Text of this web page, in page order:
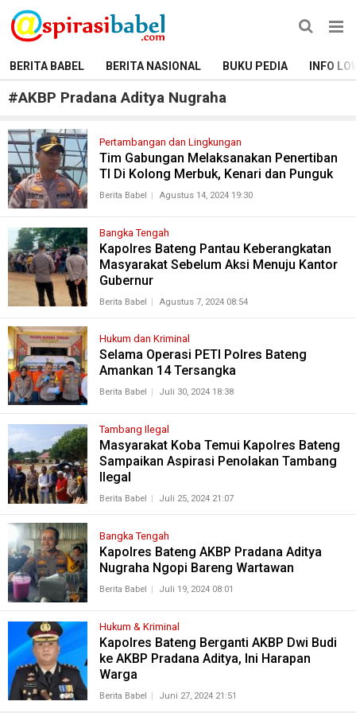
BERITA BABEL BERITA NASIONAL BUKU PEDIA INFO
#AKBP Pradana Aditya Nugraha
Pertambangan dan Lingkungan
Tim Gabungan Melaksanakan Penertiban
TI Di Kolong Merbuk, Kenari dan Punguk
Berita Babel Agustus 14, 2024 19:30
Bangka Tengah
Kapolres Bateng Pantau Keberangkatan
Masyarakat Sebelum Aksi Menuju Kantor
Gubernur
Berita Babel Agustus 7, 2024 08:54
Hukum dan Kriminal
Selama Operasi PETI Polres Bateng
Amankan 14 Tersangka
Berita Babel Juli 30, 2024 18:38
Tambang Ilegal
Masyarakat Koba Temui Kapolres Bateng
Sampaikan Aspirasi Penolakan Tambang
Ilegal
Berita Babel Juli 25, 2024 21:07
Bangka Tengah
Kapolres Bateng AKBP Pradana Aditya
Nugraha Ngopi Bareng Wartawan
Berita Babel Juli 19, 2024 08:01
Hukum & Kriminal
Kapolres Bateng Berganti AKBP Dwi Budi
ke AKBP Pradana Aditya, Ini Harapan
Warga
Berita Babel Juni 27, 2024 21:51